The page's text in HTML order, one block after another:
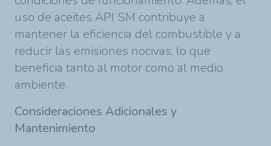
uso de aceites API SM contribuye a
mantener la eficiencia del combustible y a
reducir las emisiones nocivas, lo que
beneficia tanto al motor como al medio
ambiente.
Consideraciones Adicionales y
Mantenimiento